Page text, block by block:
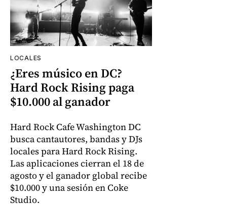
LOCALES
¿Eres músico en DC?
Hard Rock Rising paga
$10.000 al ganador
Hard Rock Cafe Washington DC
busca cantautores, bandas y DJs
locales para Hard Rock Rising.
Las aplicaciones cierran el 18 de
agosto y el ganador global recibe
$10.000 y una sesión en Coke
Studio.